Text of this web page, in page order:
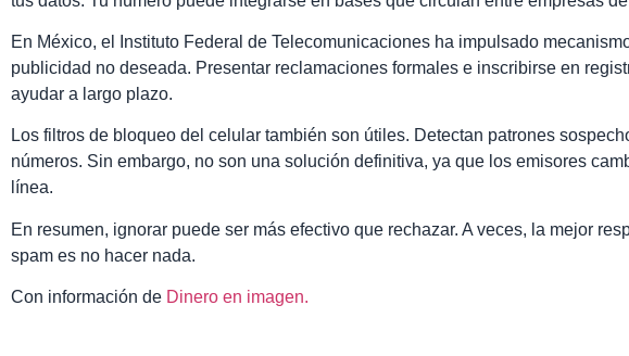
En México, el Instituto Federal de Telecomunicaciones ha impulsado
publicidad no deseada. Presentar reclamaciones formales e inscribirse en
ayudar a largo plazo.
Los filtros de bloqueo del celular también son útiles. Detectan patrones
números. Sin embargo, no son una solución definitiva, ya que los emisores
línea.
En resumen, ignorar puede ser más efectivo que rechazar. A veces, la mejor
spam es no hacer nada.
Con información de Dinero en imagen.